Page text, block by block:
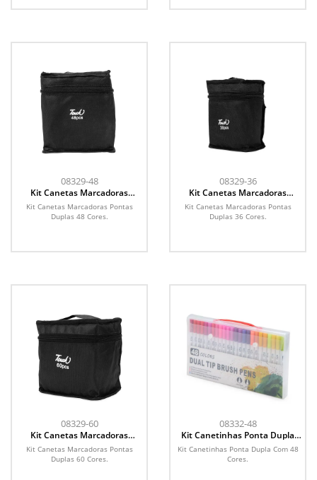
08329-48
Kit Canetas Marcadoras
Pontas Duplas 48 Cores
Kit Canetas Marcadoras Pontas
Duplas 48 Cores.
08329-36
Kit Canetas Marcadoras
Pontas Duplas 36 Cores
Kit Canetas Marcadoras Pontas
Duplas 36 Cores.
08329-60
Kit Canetas Marcadoras
Pontas Duplas 60 Cores
Kit Canetas Marcadoras Pontas
Duplas 60 Cores.
08332-48
Kit Canetinhas Ponta Dupla
Com 48 Cores
Kit Canetinhas Ponta Dupla Com 48
Cores.